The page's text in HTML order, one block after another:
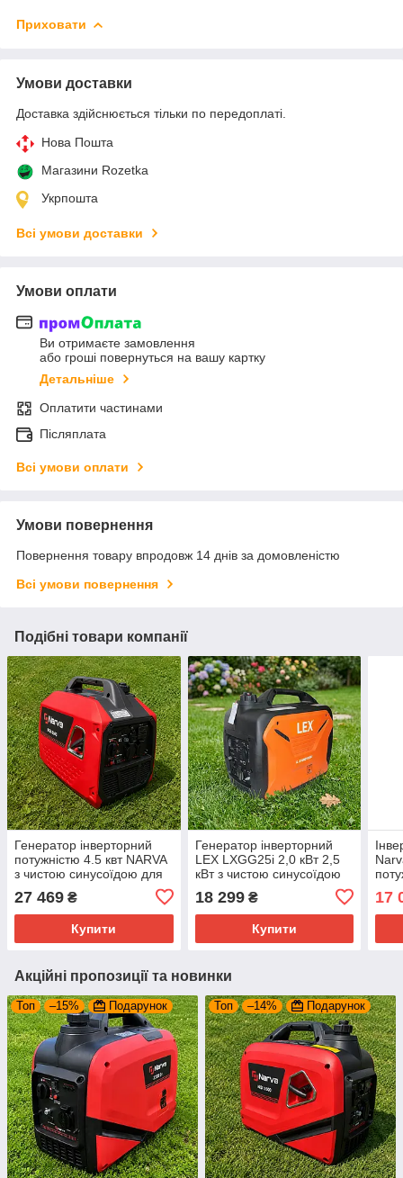
Приховати
Умови доставки
Доставка здійснюється тільки по передоплаті.
Нова Пошта
Магазини Rozetka
Укрпошта
Всі умови доставки
Умови оплати
Ви отримаєте замовлення
або гроші повернуться на вашу картку
Детальніше
Оплатити частинами
Післяплата
Всі умови оплати
Умови повернення
Повернення товару впродовж 14 днів за домовленістю
Всі умови повернення
Подібні товари компанії
Генератор інверторний
потужністю 4.5 квт NARVA
з чистою синусоїдою для
27 469 ₴
Купити
Генератор інверторний
LEX LXGG25i 2,0 кВт 2,5
кВт з чистою синусоїдою
18 299₴
Купити
17
Акційні пропозиції та новинки
Топ –15% Подарунок Топ –14% Подарунок